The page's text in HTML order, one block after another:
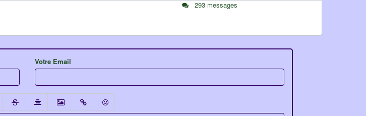
293 messages
Votre Email